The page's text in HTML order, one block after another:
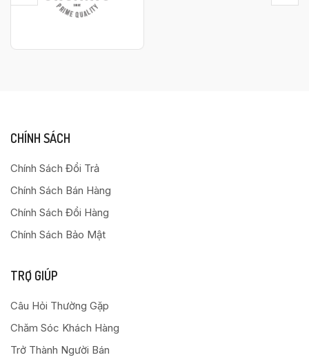
CHÍNH SÁCH
Chính Sách Đổi Trả
Chính Sách Bán Hàng
Chính Sách Đổi Hàng
Chính Sách Bảo Mật
TRỢ GIÚP
Câu Hỏi Thường Gặp
Chăm Sóc Khách Hàng
Trở Thành Người Bán